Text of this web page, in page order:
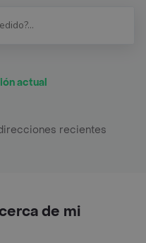
actual
recientes
de mi